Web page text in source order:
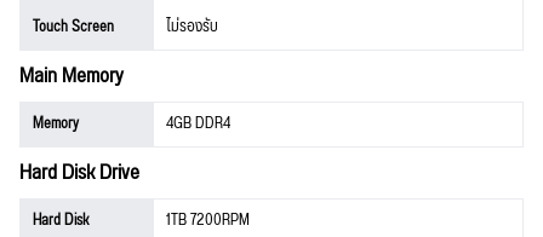
Touch Screen
ไม่รองรับ
Main Memory
Memory 4GB DDR4
Hard Disk Drive
Hard Disk 1TB 7200RPM